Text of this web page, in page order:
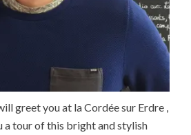
greet you at la Cordée sur Erdre ,
a tour of this bright and stylish